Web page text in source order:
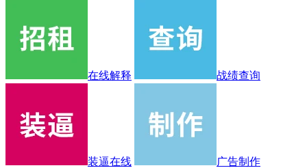
在线解释 战绩查询
装逼在线 广告制作